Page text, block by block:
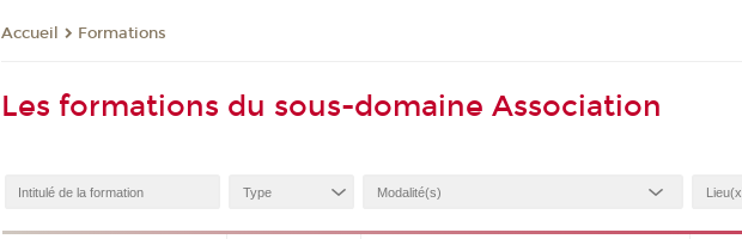
Accueil Formations
Les formations du sous-domaine Association